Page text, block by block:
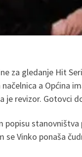
za gledanje Hit
a Općina
revizor. Gotovci
se Vinko ponaša